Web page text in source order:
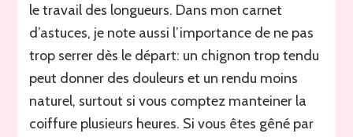
le travail des longueurs. Dans mon carnet
d’astuces, je note aussi l’importance de ne pas
trop serrer dès le départ: un chignon trop tendu
peut donner des douleurs et un rendu moins
naturel, surtout si vous comptez manteiner la
coiffure plusieurs heures. Si vous êtes gêné par